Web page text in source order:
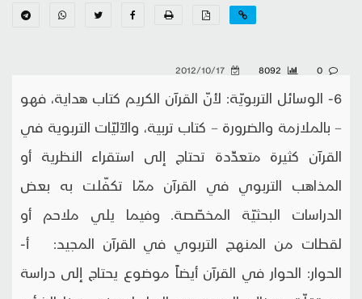
6- الوسائل التربويّة: لأنّ القرآن الكريم كتاب هداية، فهو
– بالملازمة والضرورة – كتاب تربية، والآليّات التربوية في
القرآن كثيرة متعدِّدة تحتاج إلى استقراء النظرية أو
المذاهب التربوي في القرآن ممّا تكفّلت به بعض
الدراسات البحثيّة المخصّصة. وفيما يلي ملاحم أو
لقطات من المنهج التربوي في القرآن المجيد: أ-
الحوار: الحوار في القرآن أيضاً موضوع يحتاج إلى دراسة